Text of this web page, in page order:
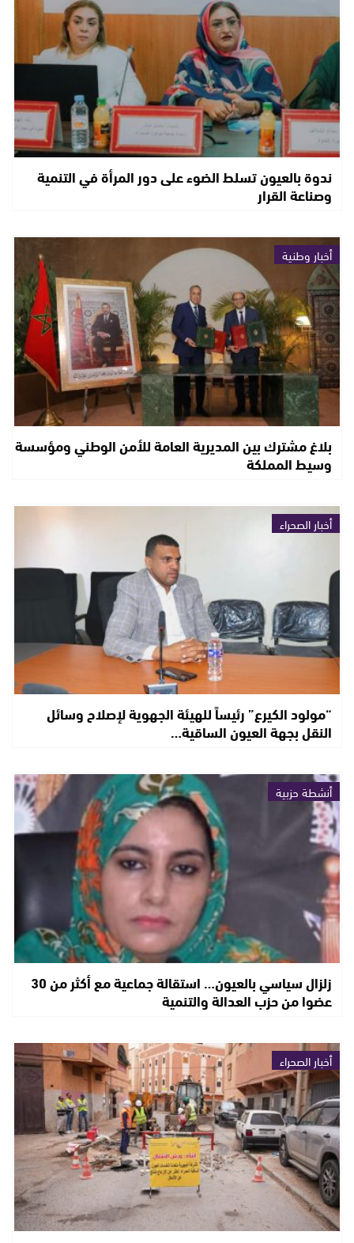
ندوة بالعيون تسلط الضوء على دور المرأة في التنمية
وصناعة القرار
أخبار وطنية
بلاغ مشترك بين المديرية العامة للأمن الوطني ومؤسسة
وسيط المملكة
أخبار الصحراء
“مولود الكيرع” رئيساً للهيئة الجهوية لإصلاح وسائل
النقل بجهة العيون الساقية…
أنشطة حزبية
زلزال سياسي بالعيون… استقالة جماعية مع أكثر من 30
عضوا من حزب العدالة والتنمية
أخبار الصحراء